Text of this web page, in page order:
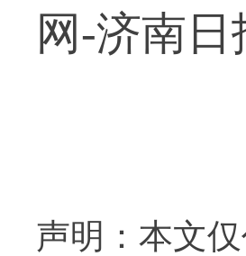
网-济南日
声明：本文